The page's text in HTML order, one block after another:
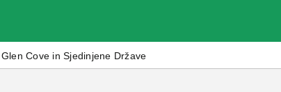
Glen Cove in Sjedinjene Države